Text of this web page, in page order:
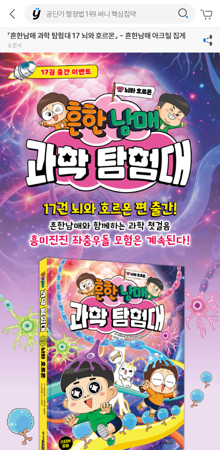
『흔한남매 과학 탐험대 17 뇌와 호르몬』 - 흔한남매 아크릴 집게
소진시